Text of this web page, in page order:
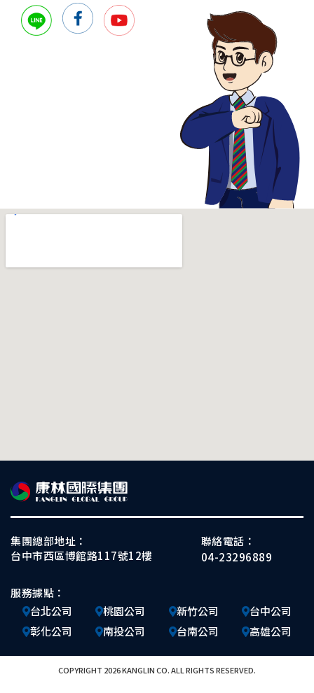
集團總部地址：
台中市西區博館路117號12樓
聯絡電話：
04-23296889
服務據點：
台北公司
桃園公司 新竹公司
台中公司
彰化公司
南投公司 台南公司 高雄公司
COPYRIGHT 2026 KANGLIN CO. ALL RIGHTS RESERVED.